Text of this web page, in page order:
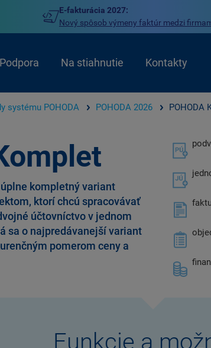
E-fakturácia 2027:
Nový spôsob výmeny faktúr medzi
Podpora Na stiahnutie Kontakty
systému POHODA POHODA 2026 POHODA
kompletný variant
ktorí chcú spracovávať
účtovníctvo v jednom
sa o najpredávanejší variant
pomerom ceny a
Funkcie a